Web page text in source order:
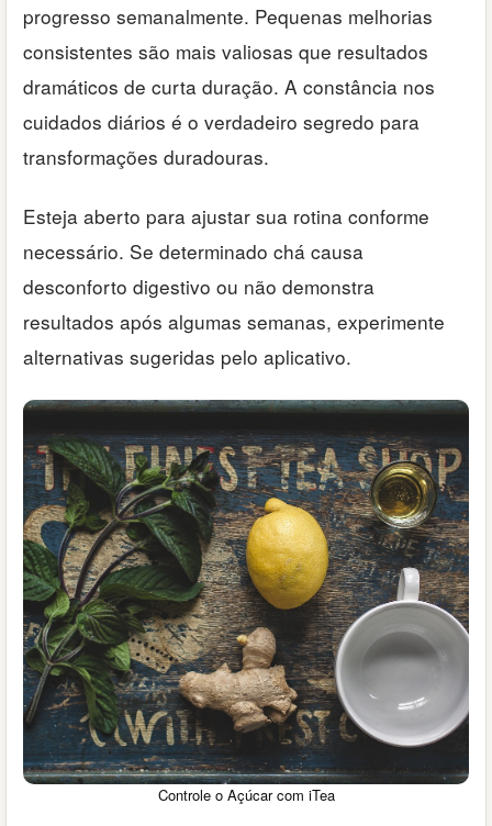
progresso semanalmente. Pequenas melhorias
consistentes são mais valiosas que resultados
dramáticos de curta duração. A constância nos
cuidados diários é o verdadeiro segredo para
transformações duradouras.
Esteja aberto para ajustar sua rotina conforme
necessário. Se determinado chá causa
desconforto digestivo ou não demonstra
resultados após algumas semanas, experimente
alternativas sugeridas pelo aplicativo.
Controle o Açúcar com iTea